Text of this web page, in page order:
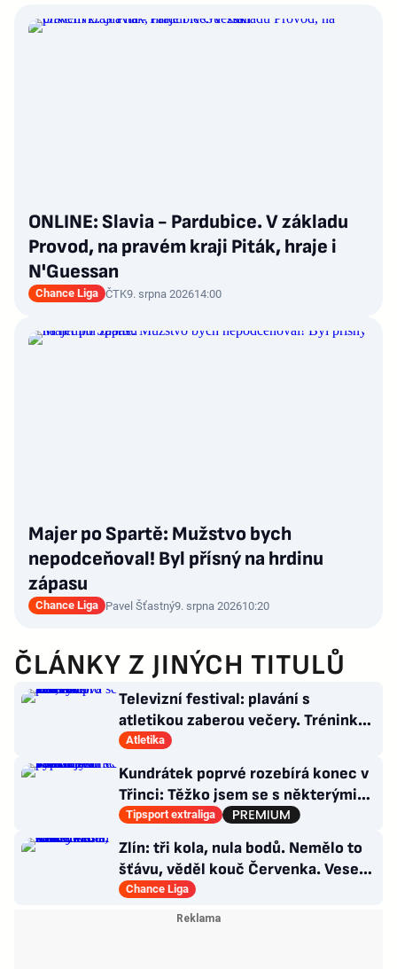
ONLINE: Slavia - Pardubice. V základu
Provod, na pravém kraji Piták, hraje i
N'Guessan
Chance Liga ČTK9. srpna 202614:00
Majer po Spartě: Mužstvo bych
nepodceňoval! Byl přísný na hrdinu
zápasu
Chance Liga Pavel Šťastný9. srpna 202610:20
ČLÁNKY Z JINÝCH TITULŮ
Televizní festival: plavání s
atletikou zaberou večery. Trénink
pro LA, usmívá se Dusík
Atletika
Kundrátek poprvé rozebírá konec v
Třinci: Těžko jsem se s některými
věcmi vyrovnával
Tipsport extraliga
Zlín: tři kola, nula bodů. Nemělo to
šťávu, věděl kouč Červenka. Veselý
dostal dárek
Chance Liga